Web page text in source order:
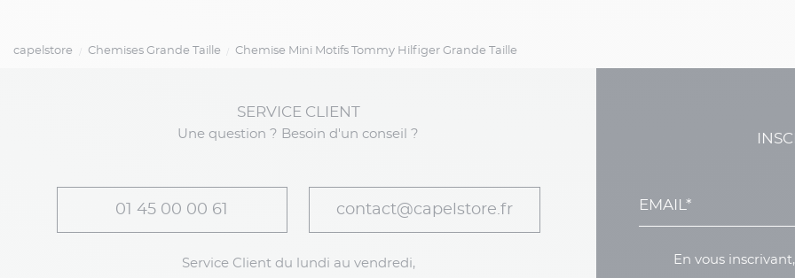
capelstore Chemises Grande Taille Chemise Mini Motifs Tommy Hilfiger Grande Taille
SERVICE CLIENT
Une question ? Besoin d'un conseil ?
01 45 00 00 61 contact@capelstore.fr
Service Client du lundi au vendredi,
En vous